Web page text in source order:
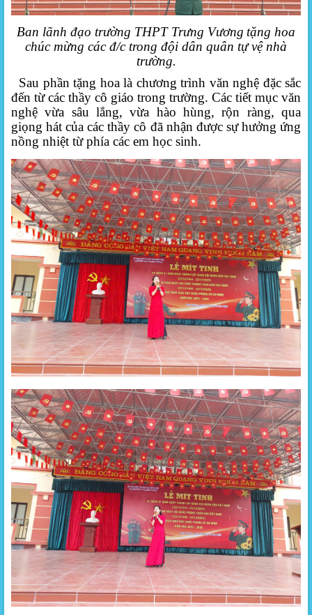
Ban lãnh đạo trường THPT Trưng Vương tặng hoa
chúc mừng các đ/c trong đội dân quân tự vệ nhà
trường.
Sau phần tặng hoa là chương trình văn nghệ đặc sắc
đến từ các thầy cô giáo trong trường. Các tiết mục văn
nghệ vừa sâu lắng, vừa hào hùng, rộn ràng, qua
giọng hát của các thầy cô đã nhận được sự hưởng ứng
nồng nhiệt từ phía các em học sinh.